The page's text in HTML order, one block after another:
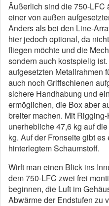
Äußerlich sind die 750-LFC
einer von außen
Anders als bei den Line-
hier jedoch optional, da
fliegen möchte und die
sondern auch kostspielig
aufgesetzten Metallrahmen
auch noch Griffschienen
sichere Handhabung und
ermöglichen, die Box aber
breiter machen. Mit
unerhebliche 47,6 kg auf
kg. Auf der Fronseite gibt
hinterlegtem Schaumstoff.
Wirft man einen Blick ins
dem 750-LFC zwei frei
beginnen, die Luft im
Abwärme der Endstufen zu